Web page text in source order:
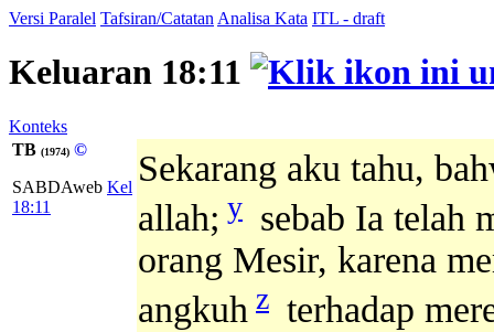
Versi Paralel Tafsiran/Catatan Analisa Kata ITL - draft
Keluaran 18:11
Konteks
TB (1974) ©
SABDAweb Kel
18:11
Sekarang aku tahu,
allah; y sebab Ia telah
orang Mesir, karena
angkuh z terhadap